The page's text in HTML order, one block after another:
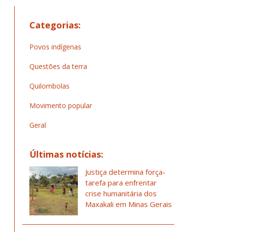
Categorias:
Povos indígenas
Questões da terra
Quilombolas
Movimento popular
Geral
Últimas notícias:
Justiça determina força-
tarefa para enfrentar
crise humanitária dos
Maxakali em Minas Gerais